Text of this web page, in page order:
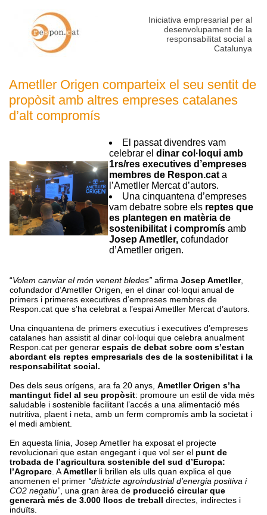
Iniciativa empresarial per al
desenvolupament de la
responsabilitat social a
Catalunya
Ametller Origen comparteix el seu sentit de
propòsit amb altres empreses catalanes
d’alt compromís
El passat divendres vam
celebrar el dinar col·loqui amb
1rs/res executives d’empreses
membres de Respon.cat a
l’Ametller Mercat d’autors.
Una cinquantena d’empreses
vam debatre sobre els reptes que
es plantegen en matèria de
sostenibilitat i compromís amb
Josep Ametller, cofundador
d’Ametller origen.
“Volem canviar el món venent bledes” afirma Josep Ametller,
cofundador d’Ametller Origen, en el dinar col·loqui anual de
primers i primeres executives d’empreses membres de
Respon.cat que s’ha celebrat a l’espai Ametller Mercat d’autors.
Una cinquantena de primers executius i executives d’empreses
catalanes han assistit al dinar col·loqui que celebra anualment
Respon.cat per generar espais de debat sobre com s’estan
abordant els reptes empresarials des de la sostenibilitat i la
responsabilitat social.
Des dels seus orígens, ara fa 20 anys, Ametller Origen s’ha
mantingut fidel al seu propòsit: promoure un estil de vida més
saludable i sostenible facilitant l’accés a una alimentació més
nutritiva, plaent i neta, amb un ferm compromís amb la societat i
el medi ambient.
En aquesta línia, Josep Ametller ha exposat el projecte
revolucionari que estan engegant i que vol ser el punt de
trobada de l’agricultura sostenible del sud d’Europa:
l’Agroparc . AAmetllerli brillen els ulls quan explica el que
anomenen el primer “districte agroindustrial d’energia positiva i
CO2 negatiu” , una gran àrea de producció circular que
generarà més de 3.000 llocs de treball directes, indirectes i
induïts.